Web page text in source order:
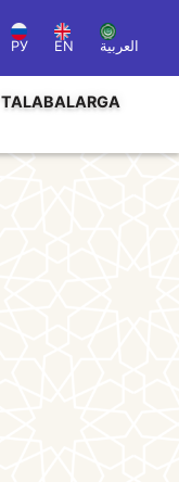
РУ EN العربية
TALABALARGA